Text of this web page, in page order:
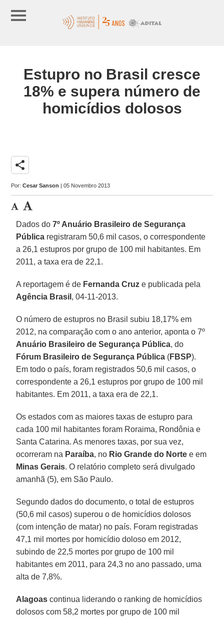
Estupro no Brasil cresce
18% e supera número de
homicídios dolosos
share
Por:Cesar Sanson | 05 Novembro 2013
Dados do7º Anuário Brasileiro de Segurança
Pública registraram 50,6 mil casos, o correspondente
a 26,1 estupros por grupo de 100 mil habitantes. Em
2011, a taxa era de 22,1.
A reportagem é de Fernanda Cruz e publicada pela
Agência Brasil , 04-11-2013.
O número de estupros no Brasil subiu 18,17% em
2012, na comparação com o ano anterior, aponta o 7º
Anuário Brasileiro de Segurança Pública, do
Fórum Brasileiro de Segurança Pública (FBSP).
Em todo o país, foram registrados 50,6 mil casos, o
correspondente a 26,1 estupros por grupo de 100 mil
habitantes. Em 2011, a taxa era de 22,1.
Os estados com as maiores taxas de estupro para
cada 100 mil habitantes foram Roraima, Rondônia e
Santa Catarina. As menores taxas, por sua vez,
ocorreram na Paraíba, no Rio Grande do Norte e em
Minas Gerais. O relatório completo será divulgado
amanhã (5), em São Paulo.
Segundo dados do documento, o total de estupros
(50,6 mil casos) superou o de homicídios dolosos
(com intenção de matar) no país. Foram registradas
47,1 mil mortes por homicídio doloso em 2012,
subindo de 22,5 mortes por grupo de 100 mil
habitantes em 2011, para 24,3 no ano passado, uma
alta de 7,8%.
Alagoas continua liderando o ranking de homicídios
dolosos com 58,2 mortes por grupo de 100 mil